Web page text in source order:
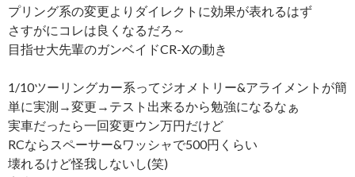
プリング系の変更よりダイレクトに効果が表れるはず
さすがにコレは良くなるだろ～
目指せ大先輩のガンベイドCR-Xの動き
1/10ツーリングカー系ってジオメトリー&アライメントが簡
単に実測→変更→テスト出来るから勉強になるなぁ
実車だったら一回変更ウン万円だけど
RCならスペーサー&ワッシャで500円くらい
壊れるけど怪我しないし(笑)